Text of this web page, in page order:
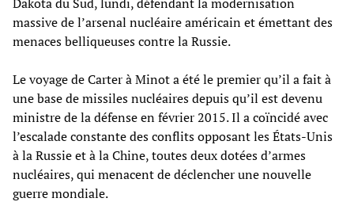
massive de l’arsenal nucléaire américain et émettant des
menaces belliqueuses contre la Russie.
Le voyage de Carter à Minot a été le premier qu’il a fait à
une base de missiles nucléaires depuis qu’il est devenu
ministre de la défense en février 2015. Il a coïncidé avec
l’escalade constante des conflits opposant les États-Unis
à la Russie et à la Chine, toutes deux dotées d’armes
nucléaires, qui menacent de déclencher une nouvelle
guerre mondiale.